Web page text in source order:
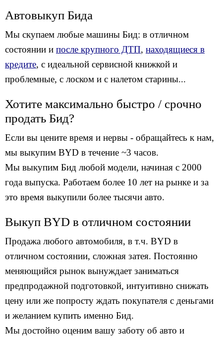
Автовыкуп Бида
Мы скупаем любые машины Бид: в отличном
состоянии и после крупного ДТП, находящиеся в
кредите, с идеальной сервисной книжкой и
проблемные, c лоском и с налетом старины...
Хотите максимально быстро / срочно
продать Бид?
Если вы цените время и нервы - обращайтесь к нам,
мы выкупим BYD в течение ~3 часов.
Мы выкупим Бид любой модели, начиная с 2000
года выпуска. Работаем более 10 лет на рынке и за
это время выкупили более тысячи авто.
Выкуп BYD в отличном состоянии
Продажа любого автомобиля, в т.ч. BYD в
отличном состоянии, сложная затея. Постоянно
меняющийся рынок вынуждает заниматься
предпродажной подготовкой, интуитивно снижать
цену или же попросту ждать покупателя с деньгами
и желанием купить именно Бид.
Мы достойно оценим вашу заботу об авто и